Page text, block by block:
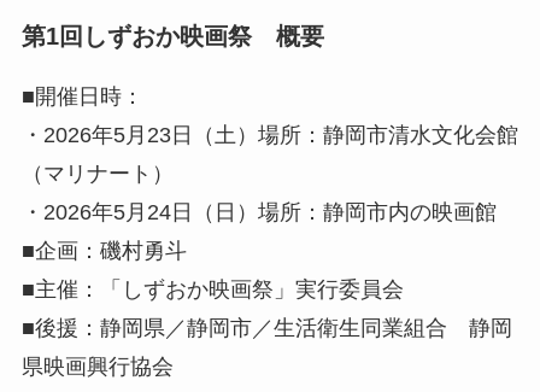
第1回しずおか映画祭 概要
■開催日時：
・2026年5月23日（土）場所：静岡市清水文化会館
（マリナート）
・2026年5月24日（日）場所：静岡市内の映画館
■企画：磯村勇斗
■主催：「しずおか映画祭」実行委員会
■後援：静岡県／静岡市／生活衛生同業組合 静岡
県映画興行協会